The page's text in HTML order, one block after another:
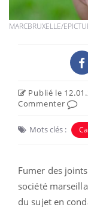
MARCBRUXELLE/
Publié le
Commenter
Mots clés :
Fumer des
société
du sujet en